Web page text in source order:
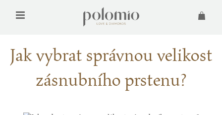
Jak vybrat správnou velikost
zásnubního prstenu?